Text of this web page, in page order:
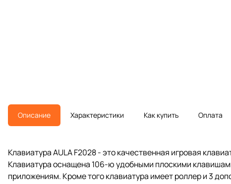
Описание Характеристики Как купить Оплата
Клавиатура AULA F2028 - это качественная игровая
Клавиатура оснащена 106-ю удобными плоскими
приложениям. Кроме того клавиатура имеет роллер и 3